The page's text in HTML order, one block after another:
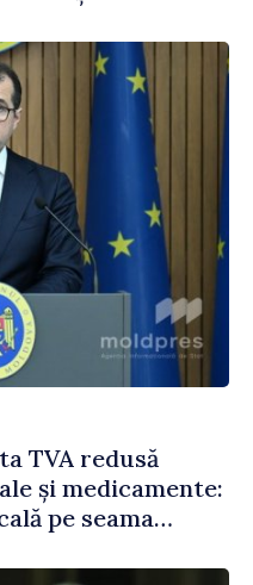
TVA redusă
și medicamente:
pe seama